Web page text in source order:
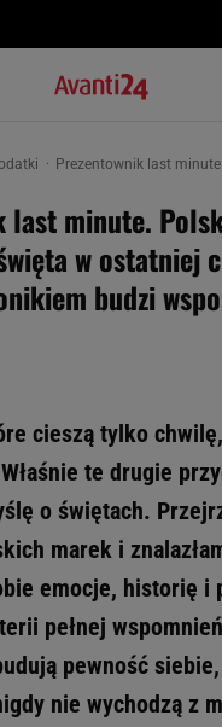
Prezentownik last
last minute.
w ostatniej
budzi
cieszą tylko
te drugie
o świętach.
marek i
emocje, historię i
pełnej
pewność
nie wychodzą z